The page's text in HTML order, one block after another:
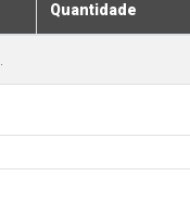
Quantidade